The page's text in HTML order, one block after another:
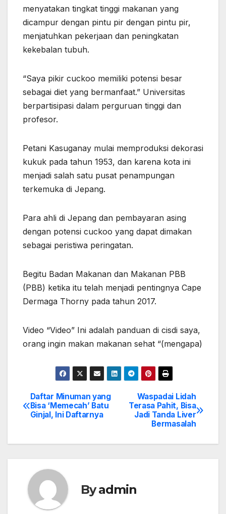
menyatakan tingkat tinggi makanan yang
dicampur dengan pintu pir dengan pintu pir,
menjatuhkan pekerjaan dan peningkatan
kekebalan tubuh.
“Saya pikir cuckoo memiliki potensi besar
sebagai diet yang bermanfaat.” Universitas
berpartisipasi dalam perguruan tinggi dan
profesor.
Petani Kasuganay mulai memproduksi dekorasi
kukuk pada tahun 1953, dan karena kota ini
menjadi salah satu pusat penampungan
terkemuka di Jepang.
Para ahli di Jepang dan pembayaran asing
dengan potensi cuckoo yang dapat dimakan
sebagai peristiwa peringatan.
Begitu Badan Makanan dan Makanan PBB
(PBB) ketika itu telah menjadi pentingnya Cape
Dermaga Thorny pada tahun 2017.
Video “Video” Ini adalah panduan di cisdi saya,
orang ingin makan makanan sehat “(mengapa)
Post
navigation
Waspadai Lidah
Terasa Pahit, Bisa
Jadi Tanda Liver
Bermasalah
Daftar Minuman yang
Bisa ‘Memecah’ Batu
Ginjal, Ini Daftarnya
Byadmin